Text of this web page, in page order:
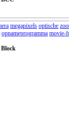
megapixels optische
opnameprogramma movie-
Block